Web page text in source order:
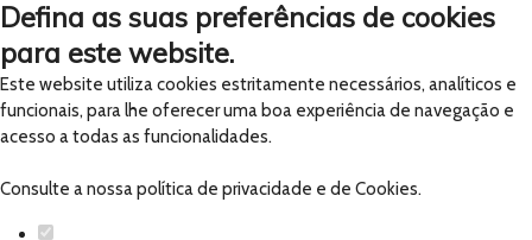
Defina as suas preferências de cookies
para este website.
Este website utiliza cookies estritamente necessários, analíticos e
funcionais, para lhe oferecer uma boa experiência de navegação e
acesso a todas as funcionalidades.
Consulte a nossapolítica de privacidade e de Cookies.